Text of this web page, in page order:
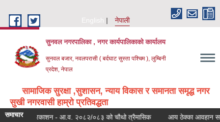
English
नेपाली
सुनवल नगरपालिका , नगर कार्यपालिकाको कार्यालय
सुनवल बजार, नवलपरासी ( बर्दघाट सुस्ता पश्चिम ), लुम्बिनी
प्रदेश, नेपाल
सामाजिक सुरक्षा ,सुशासन, न्याय विकास र समानता समृद्ध नगर
सुखी नगरवासी हाम्रो प्रतिवद्धता
समाचार
स्वत: प्रकाशन - आ.व. २०८२/०८३ को चौथो त्रैमासिक आय ठेक्का आवहान